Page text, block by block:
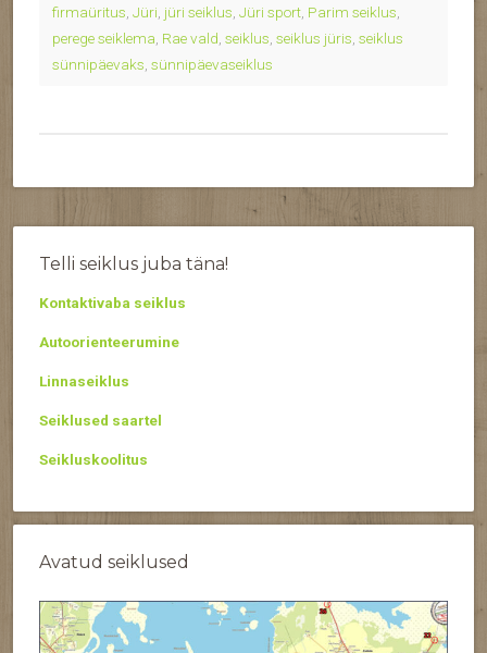
firmaüritus Jüri jüri seiklus Jüri sport Parim seiklus
perege seiklema Rae vald seiklus seiklus jüris seiklus
sünnipäevaks sünnipäevaseiklus
Telli seiklus juba täna!
Kontaktivaba seiklus
Autoorienteerumine
Linnaseiklus
Seiklused saartel
Seikluskoolitus
Avatud seiklused